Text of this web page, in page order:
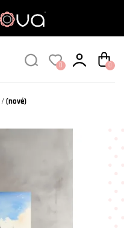
0 0
(nové)